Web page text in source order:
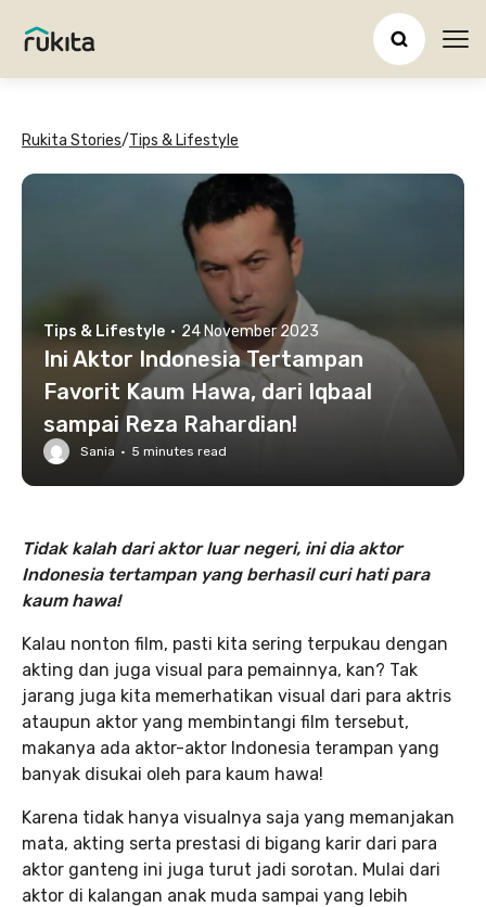
Rukita Stories/Tips & Lifestyle
Tips & Lifestyle · 24 November 2023
Ini Aktor Indonesia Tertampan
Favorit Kaum Hawa, dari Iqbaal
sampai Reza Rahardian!
Sania · 5 minutes read
Tidak kalah dari aktor luar negeri, ini dia aktor
Indonesia tertampan yang berhasil curi hati para
kaum hawa!
Kalau nonton film, pasti kita sering terpukau dengan
akting dan juga visual para pemainnya, kan? Tak
jarang juga kita memerhatikan visual dari para aktris
ataupun aktor yang membintangi film tersebut,
makanya ada aktor-aktor Indonesia terampan yang
banyak disukai oleh para kaum hawa!
Karena tidak hanya visualnya saja yang memanjakan
mata, akting serta prestasi di bigang karir dari para
aktor ganteng ini juga turut jadi sorotan. Mulai dari
aktor di kalangan anak muda sampai yang lebih